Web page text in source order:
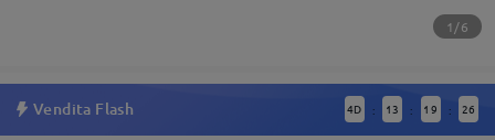
1/6
Vendita Flash 4D : 13 : 19 : 25